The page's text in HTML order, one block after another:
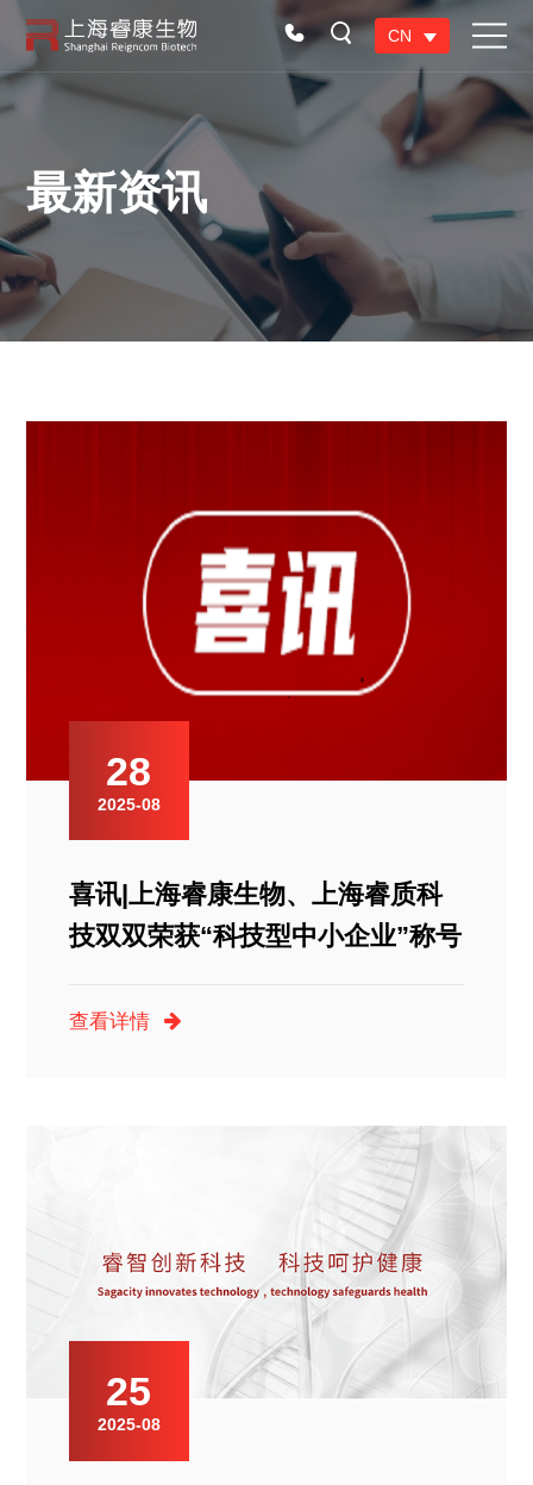
CN
最新资讯
28
2025-08
喜讯|上海睿康生物、上海睿质科
技双双荣获“科技型中小企业”称号
查看详情
25
2025-08